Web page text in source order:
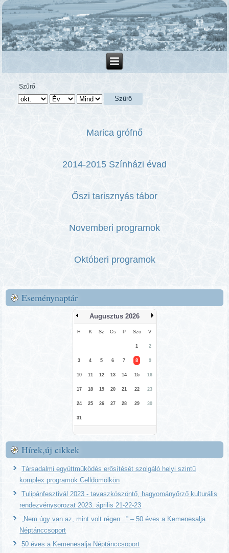
Szűrő
Szűrő
Marica grófnő
2014-2015 Színházi évad
Őszi tarisznyás tábor
Novemberi programok
Októberi programok
Eseménynaptár
Augusztus 2026
H K Sz Cs P Szo V
1 2
3 4 5 6 7 8 9
10 11 12 13 14 15 16
17 18 19 20 21 22 23
24 25 26 27 28 29 30
31
Hírek,új cikkek
Társadalmi együttműködés erősítését szolgáló helyi szintű
komplex programok Celldömölkön
Tulipánfesztivál 2023 - tavaszköszöntő, hagyományőrző kulturális
rendezvénysorozat 2023. április 21-22-23
„Nem úgy van az, mint volt régen...” – 50 éves a Kemenesalja
Néptánccsoport
50 éves a Kemenesalja Néptánccsoport